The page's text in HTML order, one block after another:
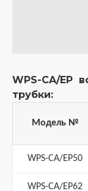
WPS-CA/EP
трубки:
Модель №
WPS-CA/EP50
WPS-CA/EP62